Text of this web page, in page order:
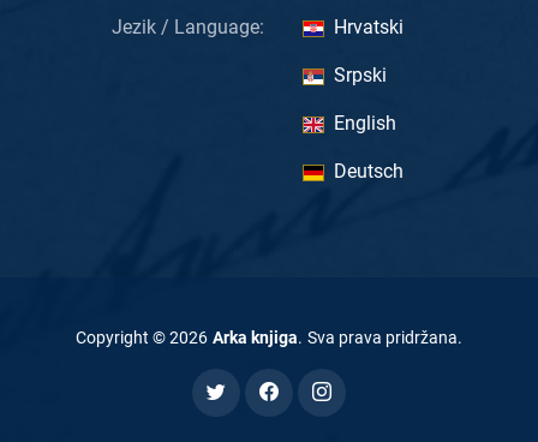
Jezik / Language: Hrvatski
Srpski
English
Deutsch
Copyright ©2026 Arka knjiga. Sva prava pridržana.